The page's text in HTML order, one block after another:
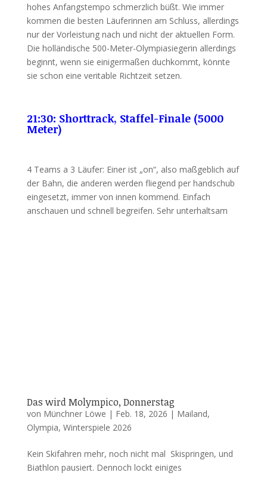
hohes Anfangstempo schmerzlich büßt. Wie immer
kommen die besten Läuferinnen am Schluss, allerdings
nur der Vorleistung nach und nicht der aktuellen Form.
Die holländische 500-Meter-Olympiasiegerin allerdings
beginnt, wenn sie einigermaßen duchkommt, könnte
sie schon eine veritable Richtzeit setzen.
21:30: Shorttrack, Staffel-Finale (5000
Meter)
4 Teams a 3 Läufer: Einer ist „on“, also maßgeblich auf
der Bahn, die anderen werden fliegend per handschub
eingesetzt, immer von innen kommend. Einfach
anschauen und schnell begreifen. Sehr unterhaltsam
Das wird Molympico, Donnerstag
von Münchner Löwe | Feb. 18, 2026 | Mailand,
Olympia, Winterspiele 2026
Kein Skifahren mehr, noch nicht mal Skispringen, und
Biathlon pausiert. Dennoch lockt einiges